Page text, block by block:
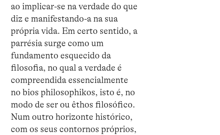
ao implicar-se na verdade do que
diz e manifestando-a na sua
própria vida. Em certo sentido, a
parrésia surge como um
fundamento esquecido da
filosofia, no qual a verdade é
compreendida essencialmente
no bios philosophikos, isto é, no
modo de ser ou êthos filosófico.
Num outro horizonte histórico,
com os seus contornos próprios,